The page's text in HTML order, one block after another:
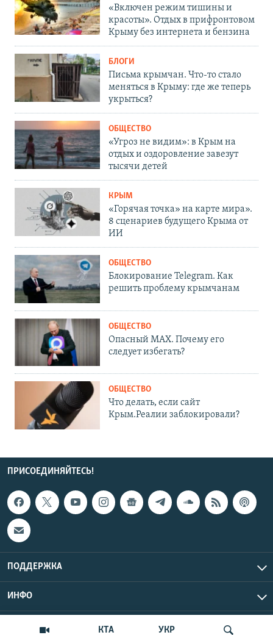
КТА УКР
«Включен режим тишины и
красоты». Отдых в прифронтовом
Крыму без интернета и бензина
БЛОГИ
Письма крымчан. Что-то стало
меняться в Крыму: где же теперь
укрыться?
ОБЩЕСТВО
«Угроз не видим»: в Крым на
отдых и оздоровление завезут
тысячи детей
КРЫМ
«Горячая точка» на карте мира».
8 сценариев будущего Крыма от
ИИ
ОБЩЕСТВО
Блокирование Telegram. Как
решить проблему крымчанам
ОБЩЕСТВО
Опасный MAX. Почему его
следует избегать?
ОБЩЕСТВО
Что делать, если сайт
Крым.Реалии заблокировали?
ПРИСОЕДИНЯЙТЕСЬ!
ПОДДЕРЖКА
ИНФО
Copyright Крым.Реалии, 2026 | Все права защищены.
UTC+3